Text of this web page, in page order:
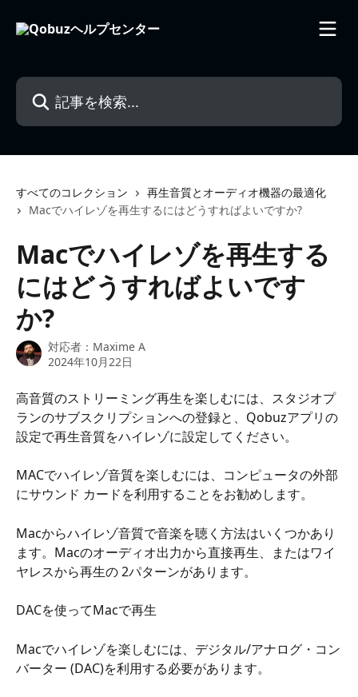
記事を検索...
すべてのコレクション
再生音質とオーディオ機器の最適化
Macでハイレゾを再生するにはどうすればよいですか?
Macでハイレゾを再生する
にはどうすればよいです
か?
対応者： Maxime A
2024年10月22日
高音質のストリーミング再生を楽しむには、スタジオプ
ランのサブスクリプションへの登録と、Qobuzアプリの
設定で再生音質をハイレゾに設定してください。
MACでハイレゾ音質を楽しむには、コンピュータの外部
にサウンド カードを利用することをお勧めします。
Macからハイレゾ音質で音楽を聴く方法はいくつかあり
ます。Macのオーディオ出力から直接再生、またはワイ
ヤレスから再生の 2パターンがあります。
DACを使ってMacで再生
Macでハイレゾを楽しむには、デジタル/アナログ・コン
バーター (DAC)を利用する必要があります。